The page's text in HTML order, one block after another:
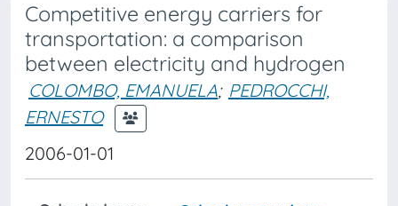
Competitive energy carriers for
transportation: a comparison
between electricity and hydrogen
COLOMBO, EMANUELA; PEDROCCHI,
ERNESTO
2006-01-01